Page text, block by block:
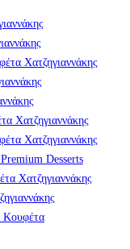
Χατζηγιαννάκης
Χατζηγιαννάκης
Χατζηγιαννάκης
Desserts
Χατζηγιαννάκης